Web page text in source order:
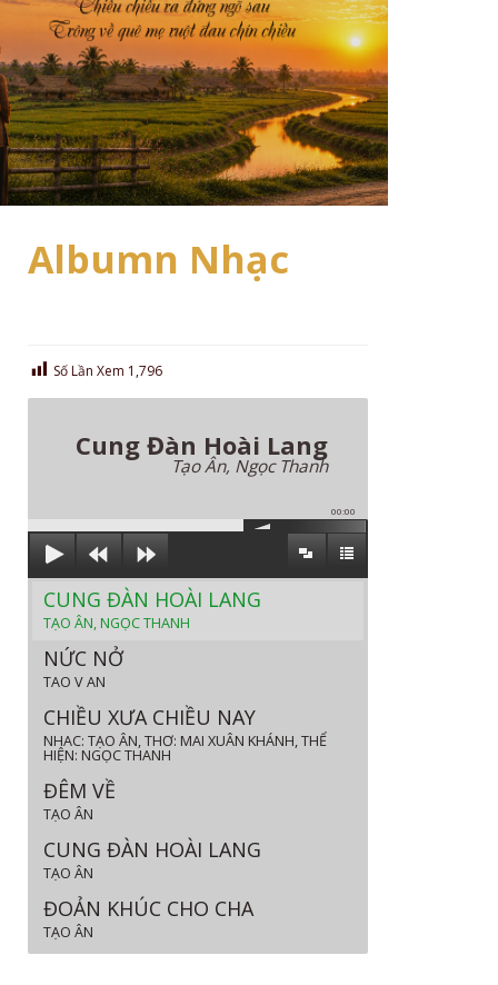
Albumn Nhạc
Số Lần Xem 1,796
Cung Đàn Hoài Lang
Tạo Ân, Ngọc Thanh
00:00
CUNG ĐÀN HOÀI LANG
TẠO ÂN, NGỌC THANH
NỨC NỞ
TAO V AN
CHIỀU XƯA CHIỀU NAY
NHAC: TẠO ÂN, THƠ: MAI XUÂN KHÁNH, THỂ
HIỆN: NGỌC THANH
ĐÊM VỀ
TẠO ÂN
CUNG ĐÀN HOÀI LANG
TẠO ÂN
ĐOẢN KHÚC CHO CHA
TẠO ÂN